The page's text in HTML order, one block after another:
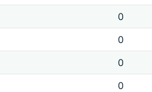
0
0
0
0